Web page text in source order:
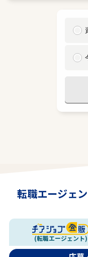
転職エージェ
(転職エージェント)